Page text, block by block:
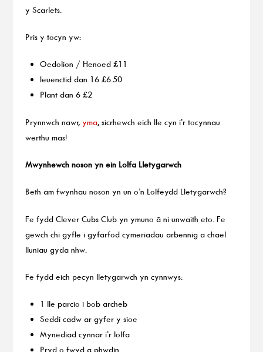
y Scarlets.
Pris y tocyn yw:
Oedolion / Henoed £11
Ieuenctid dan 16 £6.50
Plant dan 6 £2
Prynnwch nawr, yma, sicrhewch eich lle cyn i’r tocynnau
werthu mas!
Mwynhewch noson yn ein Lolfa Lletygarwch
Beth am fwynhau noson yn un o’n Lolfeydd Lletygarwch?
Fe fydd Clever Cubs Club yn ymuno â ni unwaith eto. Fe
gewch chi gyfle i gyfarfod cymeriadau arbennig a chael
lluniau gyda nhw.
Fe fydd eich pecyn lletygarwch yn cynnwys:
1 lle parcio i bob archeb
Seddi cadw ar gyfer y sioe
Mynediad cynnar i’r lolfa
Pryd o fwyd a phwdin